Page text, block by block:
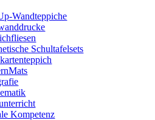
Wandteppiche
Schultafelsets
Kompetenz